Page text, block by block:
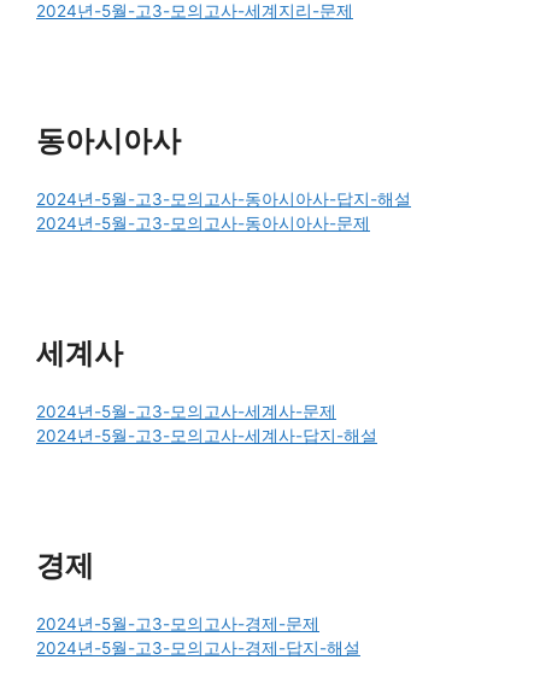
2024년-5월-고3-모의고사-세계지리-문제
동아시아사
2024년-5월-고3-모의고사-동아시아사-답지-해설
2024년-5월-고3-모의고사-동아시아사-문제
세계사
2024년-5월-고3-모의고사-세계사-문제
2024년-5월-고3-모의고사-세계사-답지-해설
경제
2024년-5월-고3-모의고사-경제-문제
2024년-5월-고3-모의고사-경제-답지-해설